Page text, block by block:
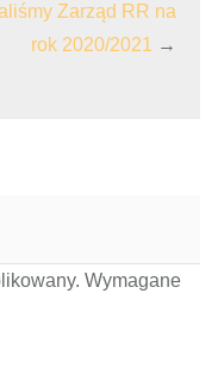
Zarząd RR na
rok 2020/2021 →
Wymagane